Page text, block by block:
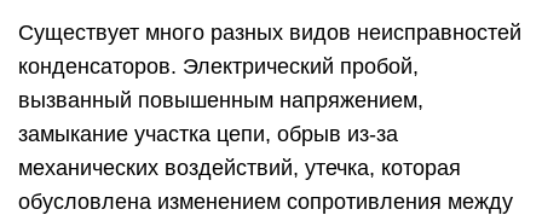
Существует много разных видов неисправностей
конденсаторов. Электрический пробой,
вызванный повышенным напряжением,
замыкание участка цепи, обрыв из-за
механических воздействий, утечка, которая
обусловлена изменением сопротивления между